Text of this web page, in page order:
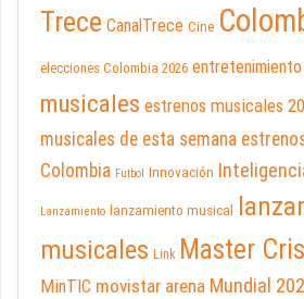
Trece CanalTrece Cine
elecciones Colombia 2026 entretenimiento
musicales estrenos musicales
musicales de esta semana
Colombia Futbol Innovación
Lanzamiento lanzamiento musical
musicales Link Master
MinTIC movistar arena Mundial